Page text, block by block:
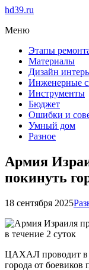
hd39.ru
Меню
Этапы
Материалы
Дизайн
Инженерные
Инструменты
Бюджет
Ошибки и
Умный дом
Разное
Армия
покинуть
18 сентября 2025
ЦАХАЛ проводит в
города от